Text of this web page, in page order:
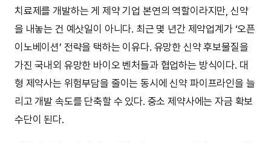
치료제를 개발하는 게 제약 기업 본연의 역할이라지만, 신약
을 내놓는 건 예삿일이 아니다. 최근 몇 년간 제약업계가 ‘오픈
이노베이션’ 전략을 택하는 이유다. 유망한 신약 후보물질을
가진 국내외 유망한 바이오 벤처들과 협업하는 방식이다. 대
형 제약사는 위험부담을 줄이는 동시에 신약 파이프라인을 늘
리고 개발 속도를 단축할 수 있다. 중소 제약사에는 자금 확보
수단이 된다.